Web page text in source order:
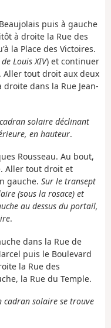
puis à gauche
à droite la Rue des
la Place des Victoires.
Louis XIV) et continuer
Aller tout droit aux deux
dans la Rue Jean-
solaire déclinant
en hauteur.
Rousseau. Au bout,
Aller tout droit et
gauche. Sur le transept
(sous la rosace) et
au dessus du portail,
.
dans la Rue de
puis le Boulevard
la Rue des
la Rue du Temple.
cadran solaire se trouve